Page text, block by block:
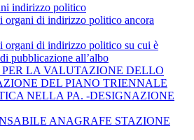
indirizzo politico
organi di indirizzo politico ancora
organi di indirizzo politico su cui è
pubblicazione all’albo
LA VALUTAZIONE DELLO
DEL PIANO TRIENNALE
NELLA PA. -DESIGNAZIONE
ANAGRAFE STAZIONE